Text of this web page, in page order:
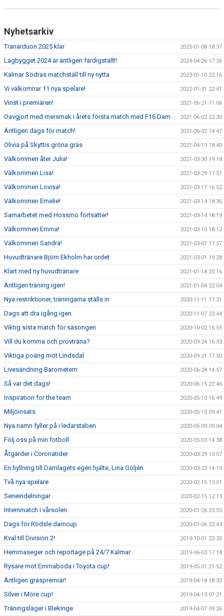
Nyhetsarkiv
Tränarduon 2025 klar 2025-01-08 18:37
Lagbygget 2024 är äntligen färdigställt! 2024-04-26 17:26
Kalmar Södras matchställ till ny nytta 2023-01-10 22:16
Vi välkomnar 11 nya spelare! 2022-01-31 22:41
Vinst i premiären! 2021-06-21 11:06
Oavgjort med mersmak i årets första match med F16 Dam 2021-06-02 22:30
Äntligen dags för match! 2021-06-02 14:47
Olivia på Skyttis gröna gräs 2021-04-19 18:40
Välkommen åter Julia! 2021-03-30 19:18
Välkommen Lisa! 2021-03-29 17:51
Välkommen Lovisa! 2021-03-17 16:52
Välkommen Emelie! 2021-03-14 18:36
Samarbetet med Hossmo fortsätter! 2021-03-14 18:19
Välkommen Emma! 2021-03-10 18:12
Välkommen Sandra! 2021-03-07 17:57
Huvudtränare Björn Ekholm har ordet 2021-03-01 19:28
Klart med ny huvudtränare 2021-01-14 20:16
Äntligen träning igen! 2021-01-04 22:04
Nya restriktioner, träningarna ställs in 2020-11-11 17:31
Dags att dra igång igen 2020-11-07 23:44
Viktig sista match för säsongen 2020-10-02 16:55
Vill du komma och provträna? 2020-09-24 16:33
Viktiga poäng mot Lindsdal 2020-09-21 17:50
Livesändning Barometern 2020-06-28 14:57
Så var det dags! 2020-06-15 22:46
Inspiration for the team 2020-05-10 16:49
Miljöinsats 2020-05-10 09:41
Nya namn fyller på i ledarstaben 2020-05-09 09:04
Följ oss på min fotboll 2020-05-03 14:38
Åtgärder i Coronatider 2020-03-29 13:07
En hyllning till Damlagets egen hjälte, Lina Göljén 2020-03-23 14:10
Två nya spelare 2020-02-15 13:01
Serieindelningar 2020-02-15 12:13
Internmatch i vårsolen 2020-01-26 23:55
Dags för Rödsle damcup 2020-01-06 23:43
Kval till Division 2! 2019-10-01 23:35
Hemmaseger och reportage på 24/7 Kalmar 2019-06-03 17:18
Rysare mot Emmaboda i Toyota cup! 2019-05-01 21:52
Äntligen gräspremiär! 2019-04-18 18:32
Silver i Möre cup! 2019-04-13 07:21
Träningsläger i Blekinge 2019-04-07 09:26